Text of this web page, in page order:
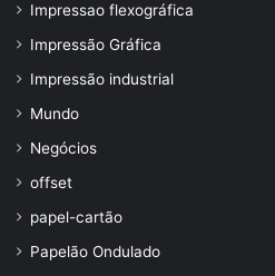
Impressao flexográfica
Impressão Gráfica
Impressão industrial
Mundo
Negócios
offset
papel-cartão
Papelão Ondulado